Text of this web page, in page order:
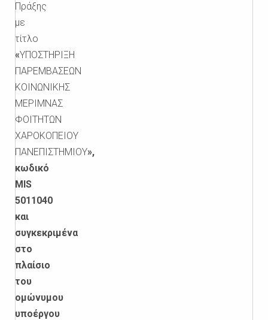
Πράξης
με
τίτλο
«ΥΠΟΣΤΗΡΙΞΗ
ΠΑΡΕΜΒΑΣΕΩΝ
ΚΟΙΝΩΝΙΚΗΣ
ΜΕΡΙΜΝΑΣ
ΦΟΙΤΗΤΩΝ
ΧΑΡΟΚΟΠΕΙΟΥ
ΠΑΝΕΠΙΣΤΗΜΙΟΥ»,
κωδικό
MIS
5011040
και
συγκεκριμένα
στο
πλαίσιο
του
ομώνυμου
υποέργου